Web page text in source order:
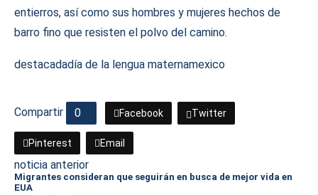
entierros, así como sus hombres y mujeres hechos de
barro fino que resisten el polvo del camino.
destacadadía de la lengua maternamexico
Compartir 0 Facebook Twitter
Pinterest Email
noticia anterior
Migrantes consideran que seguirán en busca de mejor vida en
EUA